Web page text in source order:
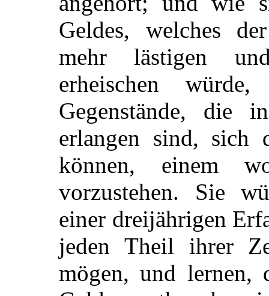
Geldes, welches
mehr lästigen
erheischen
Gegenstände, die
erlangen sind, sich
können, einem
vorzustehen. Sie
einer dreijährigen
jeden Theil ihrer
mögen, und lernen,